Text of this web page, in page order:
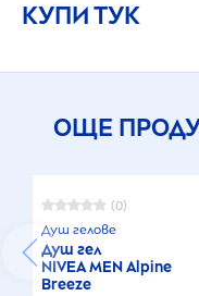
КУПИ ТУК
ОЩЕ
(0)
Душ гелове
Душ гел
NIVEAMENAlpine
Breeze